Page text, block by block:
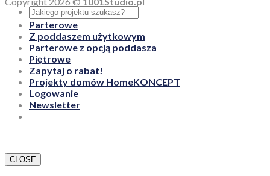
Parterowe
Z poddaszem użytkowym
Parterowe z opcją poddasza
Piętrowe
Zapytaj o rabat!
Projekty domów HomeKONCEPT
Logowanie
Newsletter
CLOSE